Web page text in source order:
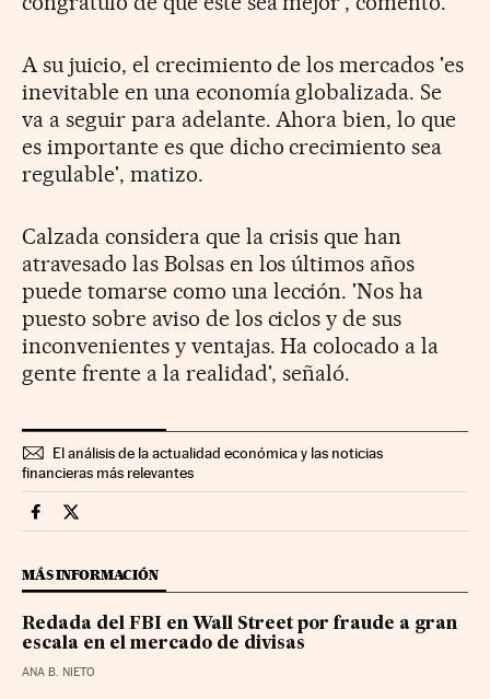
A su juicio, el crecimiento de los mercados 'es
inevitable en una economía globalizada. Se
va a seguir para adelante. Ahora bien, lo que
es importante es que dicho crecimiento sea
regulable', matizo.
Calzada considera que la crisis que han
atravesado las Bolsas en los últimos años
puede tomarse como una lección. 'Nos ha
puesto sobre aviso de los ciclos y de sus
inconvenientes y ventajas. Ha colocado a la
gente frente a la realidad', señaló.
El análisis de la actualidad económica y las noticias
financieras más relevantes
Mercados Financieros Cinco Días en Facebook
Mercados Financieros Cinco Días en Twitter
MÁS INFORMACIÓN
Redada del FBI en Wall Street por fraude a gran
escala en el mercado de divisas
ANA B. NIETO